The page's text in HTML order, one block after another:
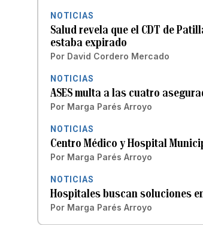
NOTICIAS
Salud revela que el CDT de
estaba expirado
Por David Cordero Mercado
NOTICIAS
ASES multa a las cuatro
Por Marga Parés Arroyo
NOTICIAS
Centro Médico y Hospital
Por Marga Parés Arroyo
NOTICIAS
Hospitales buscan soluciones
Por Marga Parés Arroyo